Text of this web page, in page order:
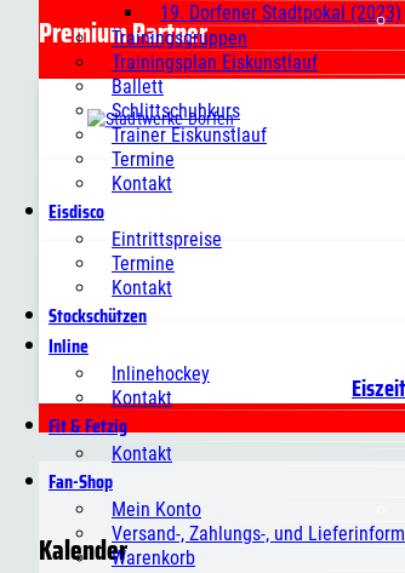
19. Dorfener Stadtpokal (2023)
Trainingsgruppen
Trainingsplan Eiskunstlauf
Ballett
Schlittschuhkurs
Trainer Eiskunstlauf
Termine
Kontakt
Eisdisco
Eintrittspreise
Termine
Kontakt
Stockschützen
Inline
Inlinehockey
Kontakt
Fit & Fetzig
Kontakt
Fan-Shop
Mein Konto
Versand-, Zahlungs-, und
Warenkorb
Premium Partner
Kalender